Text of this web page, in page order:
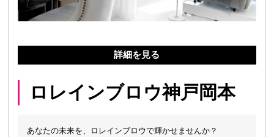
詳細を見る
ロレインブロウ神戸岡本
あなたの未来を、ロレインブロウで輝かせませんか？